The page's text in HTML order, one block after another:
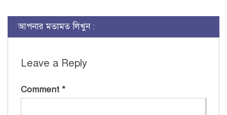
আপনার মতামত লিখুন :
Leave a Reply
Comment *